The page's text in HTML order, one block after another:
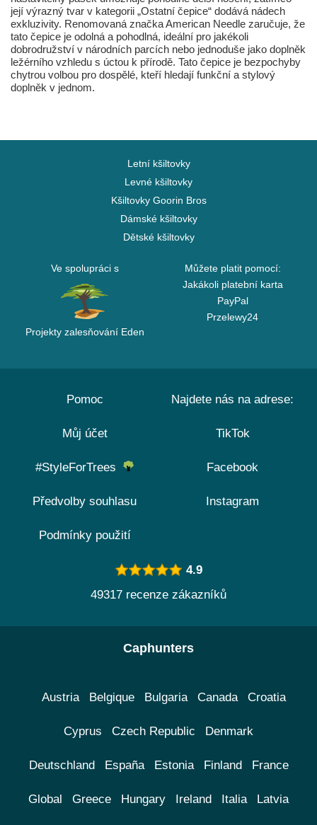
její výrazný tvar v kategorii „Ostatní čepice“ dodává nádech
exkluzivity. Renomovaná značka American Needle zaručuje, že
tato čepice je odolná a pohodlná, ideální pro jakékoli
dobrodružství v národních parcích nebo jednoduše jako doplněk
ležérního vzhledu s úctou k přírodě. Tato čepice je bezpochyby
chytrou volbou pro dospělé, kteří hledají funkční a stylový
doplněk v jednom.
Letní kšiltovky
Levné kšiltovky
Kšiltovky Goorin Bros
Dámské kšiltovky
Dětské kšiltovky
Ve spolupráci s
Projekty zalesňování Eden
Můžete platit pomocí:
Jakákoli platební karta
PayPal
Przelewy24
Pomoc
Můj účet
#StyleForTrees
Předvolby souhlasu
Podmínky použití
Najdete nás na adrese:
TikTok
Facebook
Instagram
4.9
49317 recenze zákazníků
Caphunters
Austria Belgique Bulgaria Canada Croatia
Cyprus Czech Republic Denmark
Deutschland España Estonia Finland France
Global Greece Hungary Ireland Italia Latvia